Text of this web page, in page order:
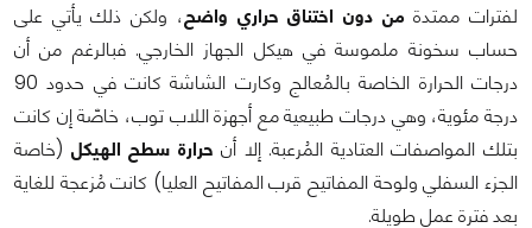
لفترات ممتدة من دون اختناق حراري واضح، ولكن ذلك يأتي على
حساب سخونة ملموسة في هيكل الجهاز الخارجي. فبالرغم من أن
درجات الحرارة الخاصة بالمُعالج وكارت الشاشة كانت في حدود 90
درجة مئوية، وهي درجات طبيعية مع أجهزة اللاب توب، خاصّة إن كانت
بتلك المواصفات العتادية المُرعبة. إلا أن حرارة سطح الهيكل (خاصة
الجزء السفلي ولوحة المفاتيح قرب المفاتيح العليا) كانت مُزعجة للغاية
بعد فترة عمل طويلة.